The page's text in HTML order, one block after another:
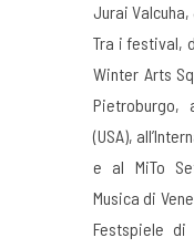
Jurai
Tra i festival,
Winter Arts
Pietroburgo,
(USA),
e al MiTo
Musica di
Festspiele